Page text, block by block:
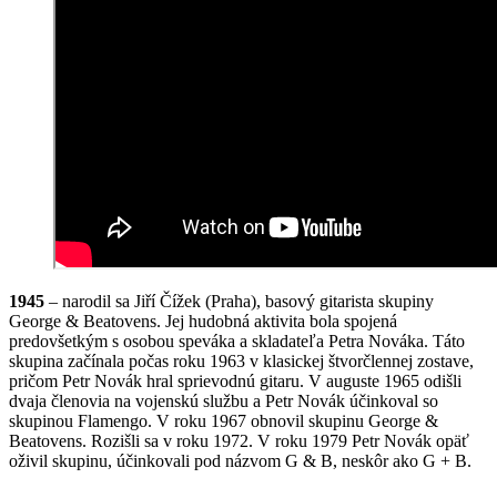
1945 – narodil sa Jiří Čížek (Praha), basový gitarista skupiny
George & Beatovens. Jej hudobná aktivita bola spojená
predovšetkým s osobou speváka a skladateľa Petra Nováka. Táto
skupina začínala počas roku 1963 v klasickej štvorčlennej zostave,
pričom Petr Novák hral sprievodnú gitaru. V auguste 1965 odišli
dvaja členovia na vojenskú službu a Petr Novák účinkoval so
skupinou Flamengo. V roku 1967 obnovil skupinu George &
Beatovens. Rozišli sa v roku 1972. V roku 1979 Petr Novák opäť
oživil skupinu, účinkovali pod názvom G & B, neskôr ako G + B.